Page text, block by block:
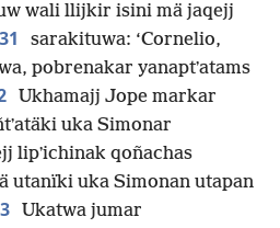
wali llijkir isini mä jaqejj
31
sarakituwa: ‘Cornelio,
pobrenakar yanaptʼatams
Ukhamajj Jope markar
uka Simonar
lipʼichinak qoñachas
utanïki uka Simonan utapan
Ukatwa jumar